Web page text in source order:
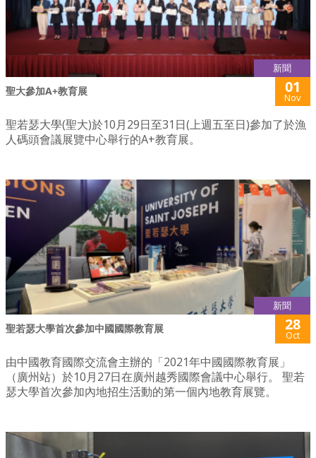
新聞
聖大參加A+教育展 01
Nov
聖若瑟大學(聖大)於10月29日至31日(上週五至日)參加了於漁
人碼頭會議展覽中心舉行的A+教育展。
新聞
聖若瑟大學首次參加中國國際教育展 28
Oct
由中國教育國際交流會主辦的「2021年中國國際教育展」
（廣州站）於10月27日在廣州越秀國際會議中心舉行。 聖若
瑟大學首次參加內地招生活動的第一個內地教育展覽。